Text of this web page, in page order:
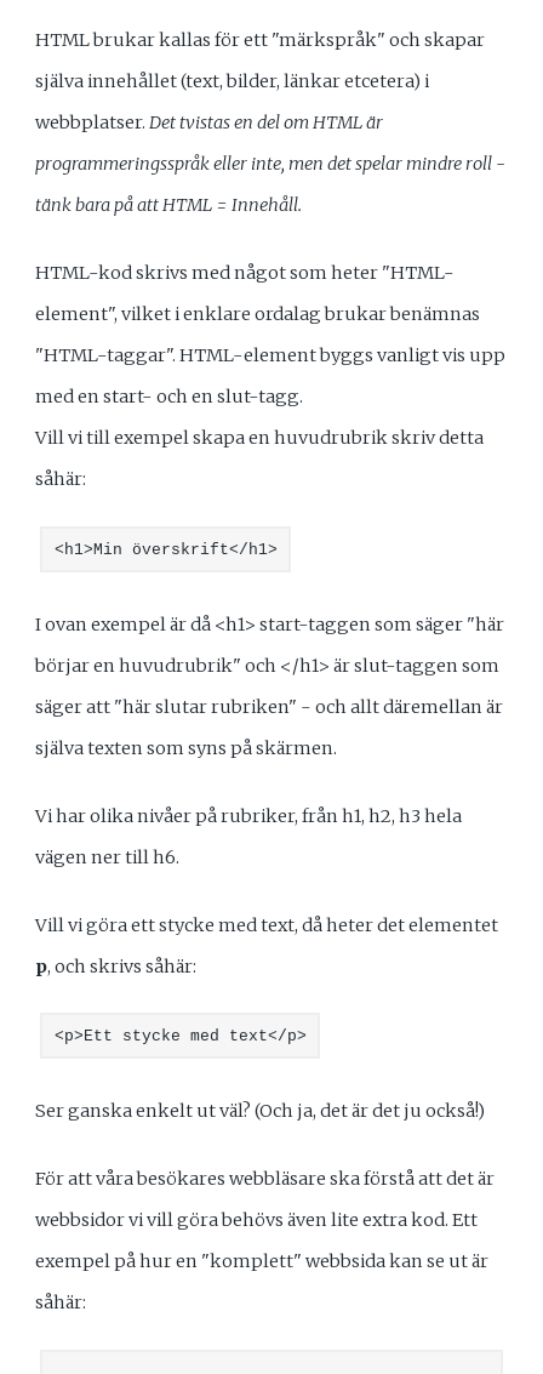
HTML brukar kallas för ett "märkspråk" och skapar
själva innehållet (text, bilder, länkar etcetera) i
webbplatser.Det tvistas en del om HTML är
programmeringsspråk eller inte, men det spelar mindre roll -
tänk bara på att HTML = Innehåll.
HTML-kod skrivs med något som heter "HTML-
element", vilket i enklare ordalag brukar benämnas
"HTML-taggar". HTML-element byggs vanligt vis upp
med en start- och en slut-tagg.
Vill vi till exempel skapa en huvudrubrik skriv detta
såhär:
<h1>Min överskrift</h1>
I ovan exempel är då <h1> start-taggen som säger "här
börjar en huvudrubrik" och </h1> är slut-taggen som
säger att "här slutar rubriken" - och allt däremellan är
själva texten som syns på skärmen.
Vi har olika nivåer på rubriker, från h1, h2, h3 hela
vägen ner till h6.
Vill vi göra ett stycke med text, då heter det elementet
p, och skrivs såhär:
<p>Ett stycke med text</p>
Ser ganska enkelt ut väl? (Och ja, det är det ju också!)
För att våra besökares webbläsare ska förstå att det är
webbsidor vi vill göra behövs även lite extra kod. Ett
exempel på hur en "komplett" webbsida kan se ut är
såhär: